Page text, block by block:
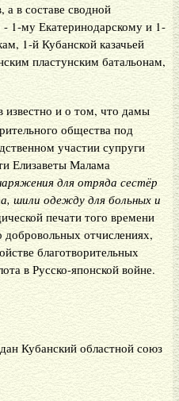
а в составе сводной
- 1-му Екатеринодарскому и 1-
1-й Кубанской казачьей
пластунским батальонам,
известно и о том, что дамы
общества под
участии супруги
Елизаветы Малама
для отряда сестёр
шили одежду для больных и
печати того времени
отчислениях,
благотворительных
в Русско-японской войне.
Кубанский областной союз